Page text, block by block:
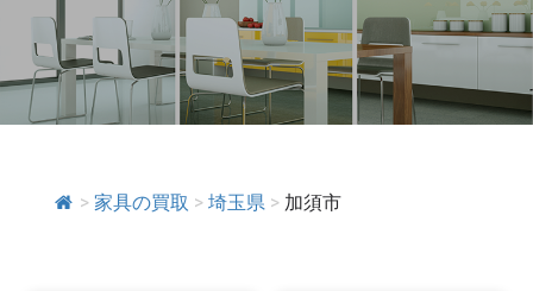
> 家具の買取 > 埼玉県 > 加須市